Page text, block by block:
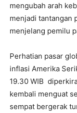
mengubah arah
menjadi tantangan
menjelang pemilu
Perhatian pasar
inflasi Amerika
19.30 WIB
kembali menguat
sempat bergerak